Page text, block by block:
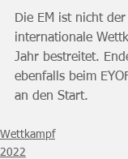
Die EM ist nicht
internationale
Jahr bestreitet.
ebenfalls beim
an den Start.
Wettkampf
2022